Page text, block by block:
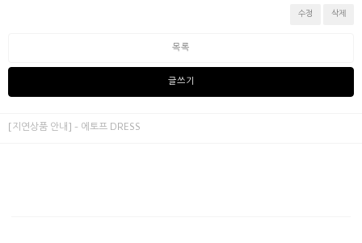
수정 삭제
목록
글쓰기
[지연상품 안내] - 에토프 DRESS